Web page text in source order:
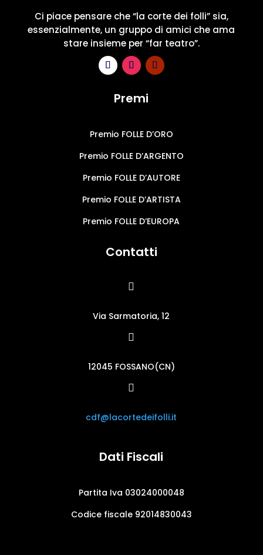
Ci piace pensare che “la corte dei folli” sia,
essenzialmente, un gruppo di amici che ama
stare insieme per “far teatro”.
Premi
Premio FOLLE D’ORO
Premio FOLLE D’ARGENTO
Premio FOLLE D’AUTORE
Premio FOLLE D’ARTISTA
Premio FOLLE D’EUROPA
Contatti

Via Sarmatoria, 12

12045 FOSSANO(CN)

cdf@lacortedeifolli.it
Dati Fiscali
Partita Iva 03024000048
Codice fiscale 92014830043